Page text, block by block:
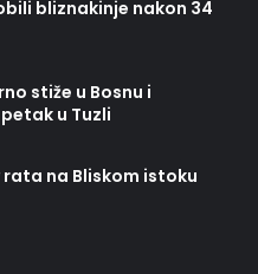
bliznakinje nakon 34
stiže u Bosnu i
u Tuzli
na Bliskom istoku